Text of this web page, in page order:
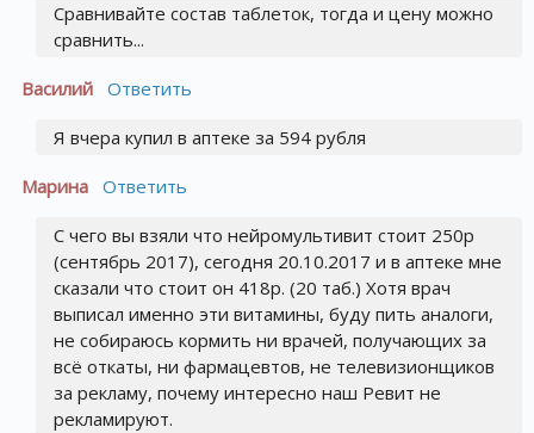
Сравнивайте состав таблеток, тогда и цену можно
сравнить...
Василий Ответить
Я вчера купил в аптеке за 594 рубля
Марина Ответить
С чего вы взяли что нейромультивит стоит 250р
(сентябрь 2017), сегодня 20.10.2017 и в аптеке мне
сказали что стоит он 418р. (20 таб.) Хотя врач
выписал именно эти витамины, буду пить аналоги,
не собираюсь кормить ни врачей, получающих за
всё откаты, ни фармацевтов, не телевизионщиков
за рекламу, почему интересно наш Ревит не
рекламируют.